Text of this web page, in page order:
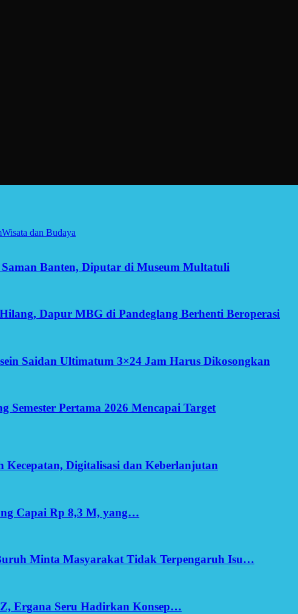
Wisata dan Budaya
Banten, Diputar di Museum Multatuli
Dapur MBG di Pandeglang Berhenti Beroperasi
Saidan Ultimatum 3×24 Jam Harus Dikosongkan
Semester Pertama 2026 Mencapai Target
Kecepatan, Digitalisasi dan Keberlanjutan
Capai Rp 8,3 M, yang…
Minta Masyarakat Tidak Terpengaruh Isu…
Ergana Seru Hadirkan Konsep…